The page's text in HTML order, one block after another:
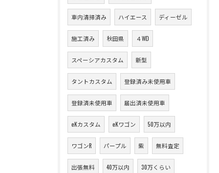
車内清掃済み ハイエース ディーゼル
施工済み 秋田県 ４WD
スペーシアカスタム 新型
タントカスタム 登録済み未使用車
登録済未使用車 届出済未使用車
eKカスタム eKワゴン 50万以内
ワゴンR パープル 紫 無料査定
出張無料 40万以内 30万くらい